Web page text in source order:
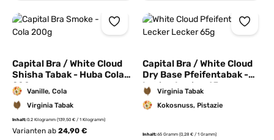
Capital Bra / White Cloud
Shisha Tabak - Huba Cola
200g
Vanille, Cola
Virginia Tabak
Inhalt:0.2 Kilogramm (139,50 € / 1 Kilogramm)
Varianten ab 24,90 €
Capital Bra / White Cloud
Dry Base Pfeifentabak -
Lecker Lecker 65g
Virginia Tabak
Kokosnuss, Pistazie
Inhalt:65 Gramm (0,28 € / 1 Gramm)